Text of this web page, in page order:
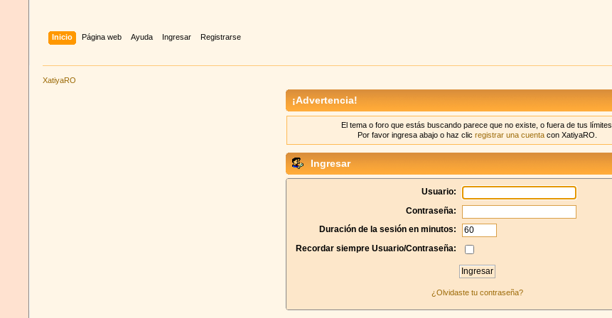
Inicio Página web Ayuda Ingresar Registrarse
XatiyaRO
¡Advertencia!
El tema o foro que estás buscando parece que no existe, o fuera de tus límites.
Por favor ingresa abajo o haz clicregistrar una cuenta con XatiyaRO.
Ingresar
Usuario:
Contraseña:
Duración de la sesión en minutos:
Recordar siempre Usuario/Contraseña:
¿Olvidaste tu contraseña?